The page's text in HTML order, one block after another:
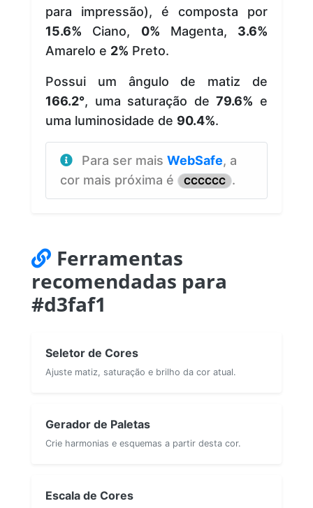
para impressão), é composta por
15.6% Ciano, 0% Magenta, 3.6%
Amarelo e 2% Preto.
Possui um ângulo de matiz de
166.2°, uma saturação de79.6% e
uma luminosidade de 90.4%.
Para ser mais WebSafe, a
cor mais próxima é
CCCCCC .
Ferramentas
recomendadas para
#d3faf1
Seletor de Cores
Ajuste matiz, saturação e brilho da cor atual.
Gerador de Paletas
Crie harmonias e esquemas a partir desta cor.
Escala de Cores